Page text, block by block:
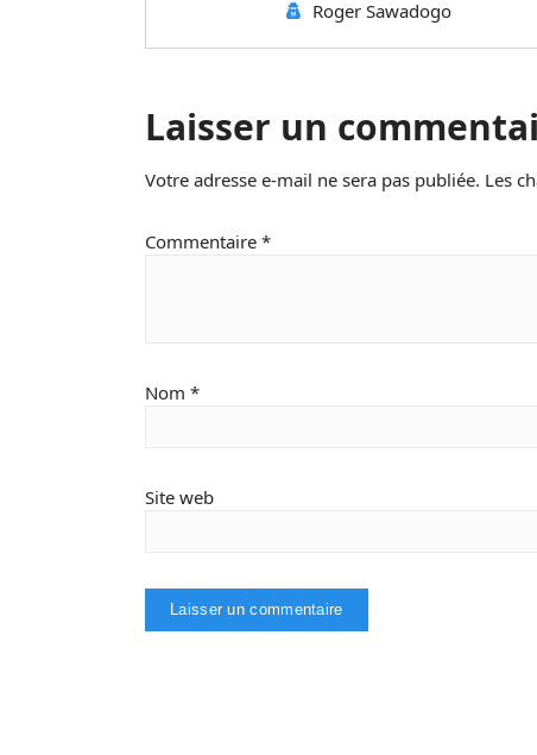
Roger Sawadogo
Laisser un
Votre adresse e-mail ne sera pas publiée. Les
Commentaire *
Nom *
Site web